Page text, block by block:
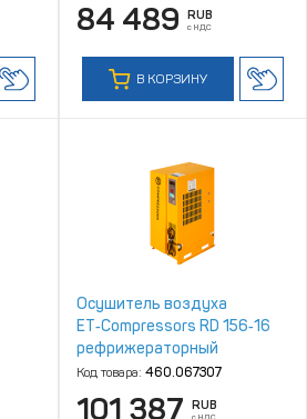
84 489 RUB
с НДС
В КОРЗИНУ
Осушитель воздуха
ET‑Compressors RD 156‑16
рефрижераторный
Код товара: 460.067307
101 387 RUB
с НДС